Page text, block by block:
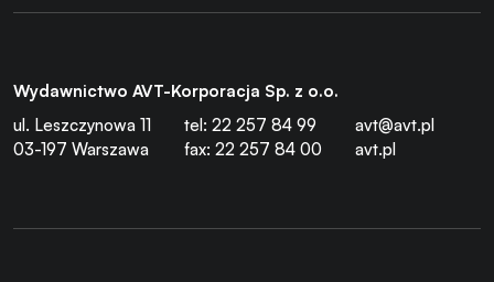
Wydawnictwo AVT-Korporacja Sp. z o.o.
ul. Leszczynowa 11
03-197 Warszawa
tel: 22 257 84 99
fax: 22 257 84 00
avt@avt.pl
avt.pl